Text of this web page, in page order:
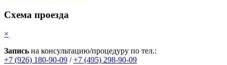
Схема проезда
×
Запись на консультацию/процедуру по тел.:
+7 (926) 180-90-09 /+7 (495) 298-90-09